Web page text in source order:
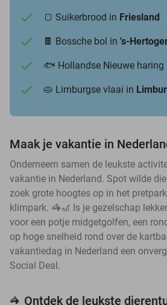
🍞 Suikerbrood in Friesland
🍫 Bossche bol in 's-
🐟 Hollandse Nieuwe haring
🥧 Limburgse vlaai in
Maak je vakantie in
Onderneem samen de leukste
vakantie in Nederland. Spot wilde
zoek grote hoogtes op in het
klimpark. 🦓🎢 Is je gezelschap
voor een potje midgetgolfen, een
op hoge snelheid rond over de
vakantiedag in Nederland een
Social Deal.
🦓 Ontdek de leukste